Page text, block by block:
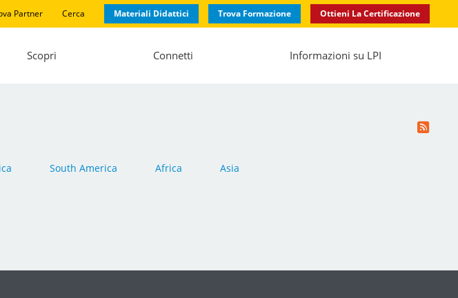
Partner Cerca Materiali Didattici Trova Formazione Ottieni La Certificazione
Scopri Connetti Informazioni su LPI
South America Africa Asia